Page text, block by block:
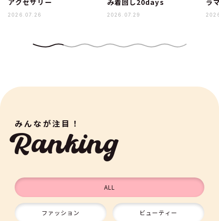
アクセサリー
2026.07.26
み着回し20days
2026.07.29
ラ
みんなが注目！
Ranking
ALL
ファッション ビューティー